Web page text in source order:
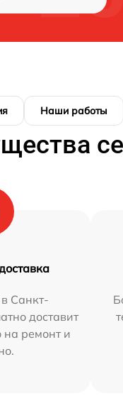
Наши работы
Санкт-
доставит
на ремонт и